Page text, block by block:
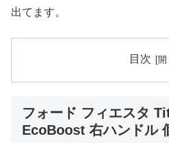
出てます。
目次
フォード フィエスタ
EcoBoost 右ハンドル